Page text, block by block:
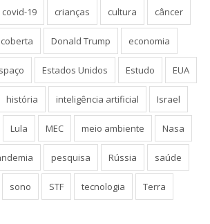
covid-19 crianças cultura câncer
Donald Trump economia
Estados Unidos Estudo EUA
história inteligência artificial Israel
Lula MEC meio ambiente Nasa
pesquisa Rússia saúde
sono STF tecnologia Terra